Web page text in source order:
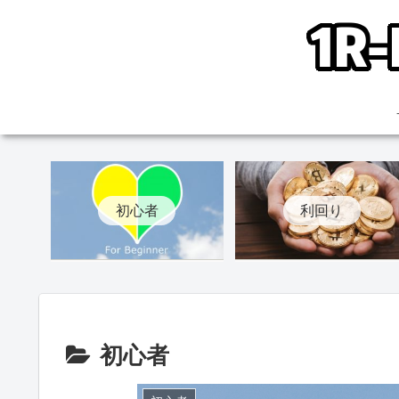
初心者 利回り
初心者